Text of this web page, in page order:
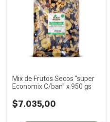
Mix de Frutos Secos "super
Economix C/ban" x 950 gs
$7.035,00